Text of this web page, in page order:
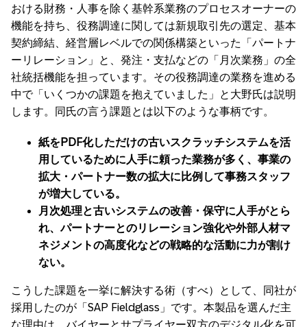
おける財務・人事を除く基幹系業務のプロセスオーナーの
機能を持ち、役務調達に関しては新規取引先の選定、基本
契約締結、経営層レベルでの関係構築といった「パートナ
ーリレーション」と、発注・支払などの「月次業務」の全
社統括機能を担っています。その役務調達の業務を進める
中で「いくつかの課題を抱えていました」と大野氏は説明
します。同氏の言う課題とは以下のような事柄です。
紙をPDF化しただけの古いスクラッチシステムを活
用しているために人手に頼った業務が多く、事業の
拡大・パートナー数の拡大に比例して事務スタッフ
が増大している。
月次処理と古いシステムの改善・保守に人手がとら
れ、パートナーとのリレーション強化や外部人材マ
ネジメントの高度化などの戦略的な活動に力が割け
ない。
こうした課題を一挙に解決する術（すべ）として、同社が
採用したのが「SAP Fieldglass」です。本製品を選んだ主